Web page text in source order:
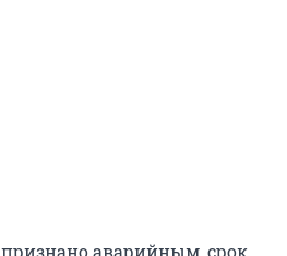
признано аварийным, срок